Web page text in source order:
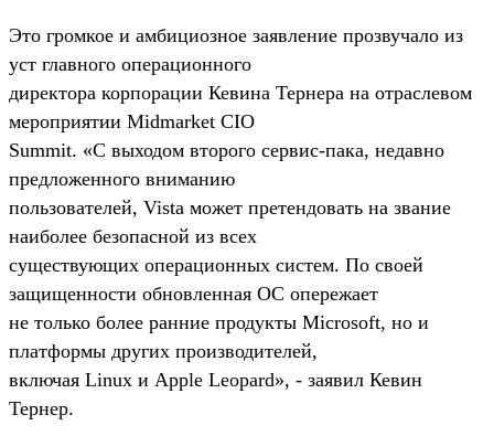
Это громкое и амбициозное заявление прозвучало из
уст главного операционного
директора корпорации Кевина Тернера на отраслевом
мероприятии Midmarket CIO
Summit. «С выходом второго сервис-пака, недавно
предложенного вниманию
пользователей, Vista может претендовать на звание
наиболее безопасной из всех
существующих операционных систем. По своей
защищенности обновленная ОС опережает
не только более ранние продукты Microsoft, но и
платформы других производителей,
включая Linux и Apple Leopard», - заявил Кевин
Тернер.